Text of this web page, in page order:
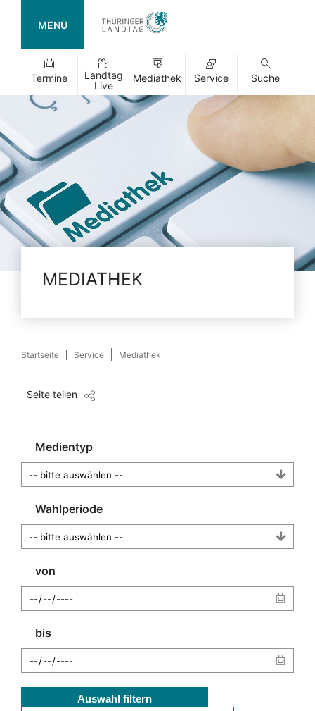
MENÜ
Termine
Landtag
Live
Mediathek Service Suche
MEDIATHEK
Startseite Service Mediathek
Seite teilen
Medientyp
Wahlperiode
von
bis
Auswahl filtern